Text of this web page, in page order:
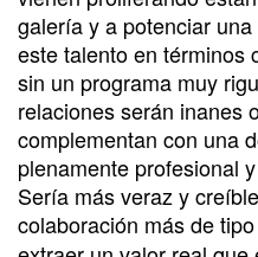
galería y a potenciar
este talento en términos
sin un programa muy
relaciones serán inanes
complementan con una
plenamente profesional
Sería más veraz y
colaboración más de tipo